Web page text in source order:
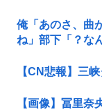
俺「あのさ、曲
ね」部下「？な
【CN悲報】三
【画像】冨里奈